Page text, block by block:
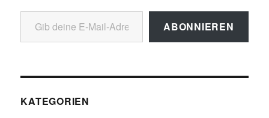
Gib deine E-Mail-Adresse ein ...
ABONNIEREN
KATEGORIEN